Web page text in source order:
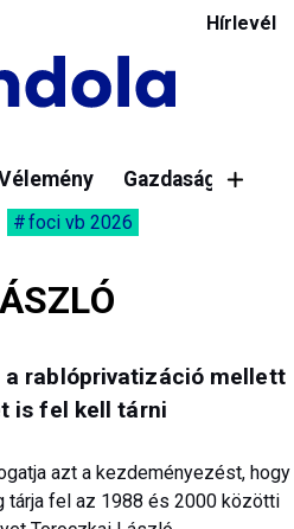
Hírlevél
Gazdaság
foci vb 2026
a rablóprivatizáció mellett
is fel kell tárni
azt a kezdeményezést, hogy
fel az 1988 és 2000 közötti